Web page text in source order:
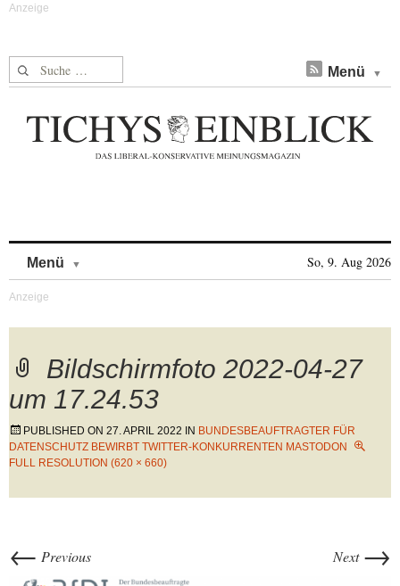
Suche nach: Menü
Menü So, 9. Aug 2026
Bildschirmfoto 2022-04-27
um 17.24.53
PUBLISHED ON 27. APRIL 2022 IN BUNDESBEAUFTRAGTER FÜR
DATENSCHUTZ BEWIRBT TWITTER-KONKURRENTEN MASTODON
FULL RESOLUTION (620 × 660)
← Previous Next →